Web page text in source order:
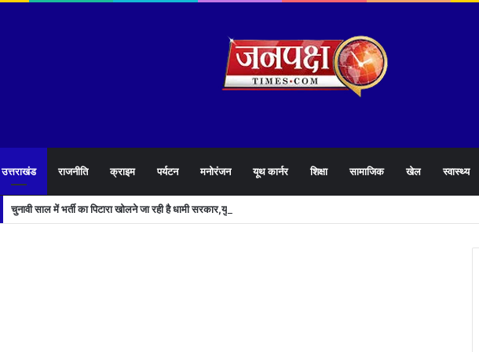
उत्तराखंड राजनीति क्राइम पर्यटन मनोरंजन यूथ कार्नर शिक्षा सामाजिक खेल स्वास्थ्य
चुनावी साल में भर्ती का पिटारा खोलने जा रही है धामी सरकार,युवाओं को मिलेगी 34 हजार रिकॉर्ड भर्तियों की सौगात